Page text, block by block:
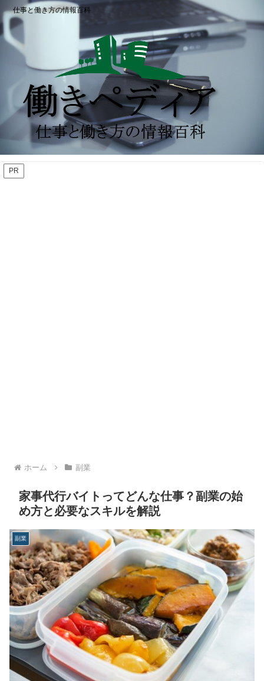
仕事と働き方の情報百科
PR
ホーム 副業
家事代行バイトってどんな仕事？副業の始
め方と必要なスキルを解説
副業